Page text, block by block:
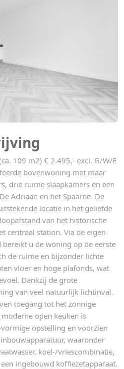
109 m2) € 2.495,- excl. G/W/E
bovenwoning met maar
drie ruime slaapkamers en een
Adriaan en het Spaarne. De
locatie in het geliefde
van het historische
centraal station. Via de eigen
u de woning op de eerste
de ruime en bijzonder lichte
vloer en hoge plafonds, wat
Dankzij de grote
van veel natuurlijk lichtinval.
toegang tot het zonnige
open keuken is
opstelling en voorzien
waaronder
koel-/vriescombinatie,
ingebouwd koffiezetapparaat.